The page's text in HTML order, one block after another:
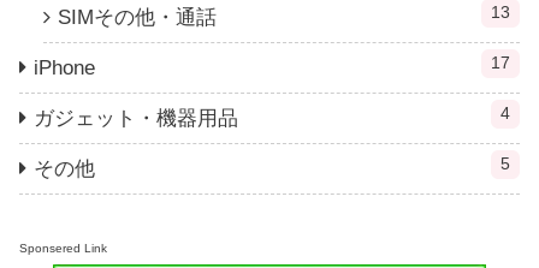
SIMその他・通話 13
iPhone 17
ガジェット・機器用品 4
その他 5
Sponsered Link